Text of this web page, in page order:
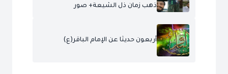
ذهب زمان ذل الشيعة+ صور
أربعون حديثا عن الإمام الباقر(ع)